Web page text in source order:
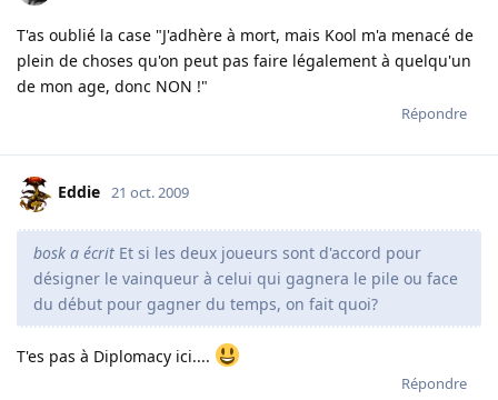
T'as oublié la case "J'adhère à mort, mais Kool m'a menacé de
plein de choses qu'on peut pas faire légalement à quelqu'un
de mon age, donc NON !"
Répondre
Eddie 21 oct. 2009
bosk a écrit Et si les deux joueurs sont d'accord pour
désigner le vainqueur à celui qui gagnera le pile ou face
du début pour gagner du temps, on fait quoi?
T'es pas à Diplomacy ici....
Répondre